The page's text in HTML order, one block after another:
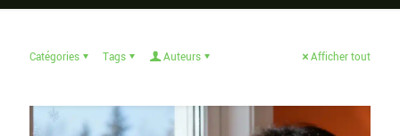
Catégories Tags Auteurs Afficher tout